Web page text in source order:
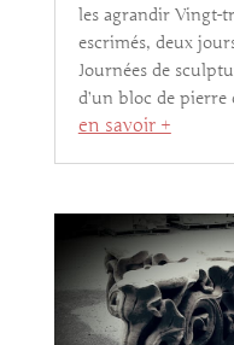
les agrandir Vingt-
escrimés, deux
Journées de
d’un bloc de pierre
en savoir +